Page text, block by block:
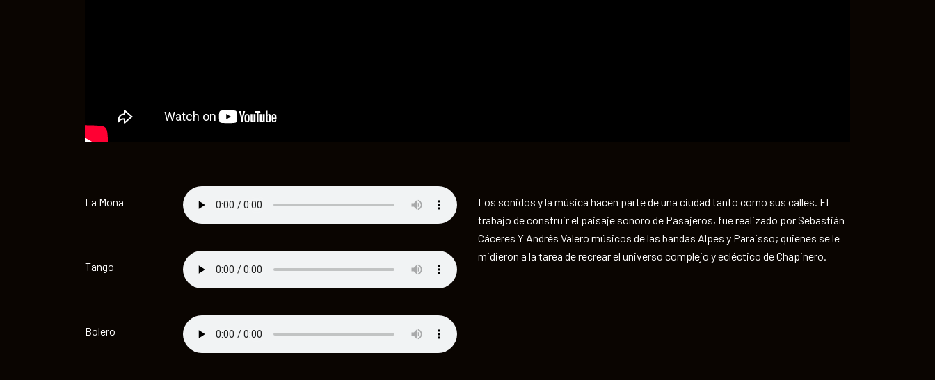
La Mona
Tango
Bolero
Los sonidos y la música hacen parte de una ciudad tanto como sus calles. El
trabajo de construir el paisaje sonoro de Pasajeros, fue realizado por Sebastián
Cáceres Y Andrés Valero músicos de las bandas Alpes y Paraisso; quienes se le
midieron a la tarea de recrear el universo complejo y ecléctico de Chapinero.
Pasajeros es una producción de